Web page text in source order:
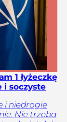
1 łyżeczkę
i soczyste
i niedrogie
Nie trzeba